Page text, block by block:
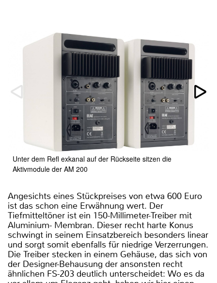
Unter dem Refl exkanal auf der Rückseite sitzen die
Aktivmodule der AM 200
Angesichts eines Stückpreises von etwa 600 Euro
ist das schon eine Erwähnung wert. Der
Tiefmitteltöner ist ein 150-Millimeter-Treiber mit
Aluminium- Membran. Dieser recht harte Konus
schwingt in seinem Einsatzbereich besonders linear
und sorgt somit ebenfalls für niedrige Verzerrungen.
Die Treiber stecken in einem Gehäuse, das sich von
der Designer-Behausung der ansonsten recht
ähnlichen FS-203 deutlich unterscheidet: Wo es da